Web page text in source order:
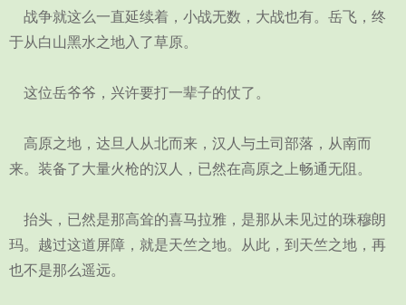
战争就这么一直延续着，小战无数，大战也有。岳飞，终
于从白山黑水之地入了草原。
这位岳爷爷，兴许要打一辈子的仗了。
高原之地，达旦人从北而来，汉人与土司部落，从南而
来。装备了大量火枪的汉人，已然在高原之上畅通无阻。
抬头，已然是那高耸的喜马拉雅，是那从未见过的珠穆朗
玛。越过这道屏障，就是天竺之地。从此，到天竺之地，再
也不是那么遥远。